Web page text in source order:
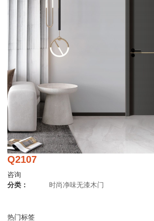
Q2107
咨询
分类：
时尚净味无漆木门
热门标签